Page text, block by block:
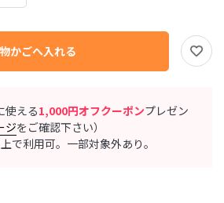
使える1,000円オフクーポンプレゼン
ジをご確認下さい）
で利用可。一部対象外あり。